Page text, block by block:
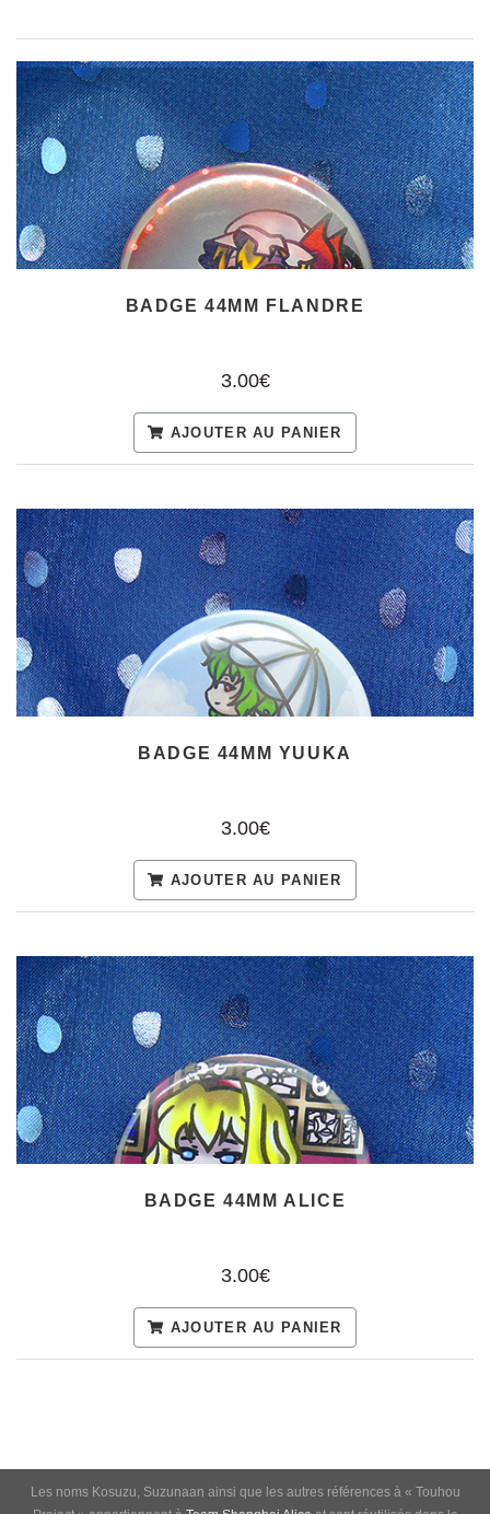
BADGE 44MM FLANDRE
3.00€
AJOUTER AU PANIER
BADGE 44MM YUUKA
3.00€
AJOUTER AU PANIER
BADGE 44MM ALICE
3.00€
AJOUTER AU PANIER
Les noms Kosuzu, Suzunaan ainsi que les autres références à « Touhou